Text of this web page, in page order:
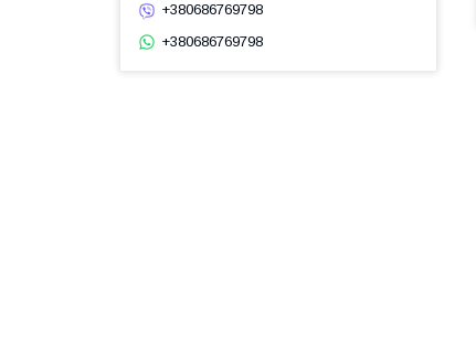
+380686769798
+380686769798